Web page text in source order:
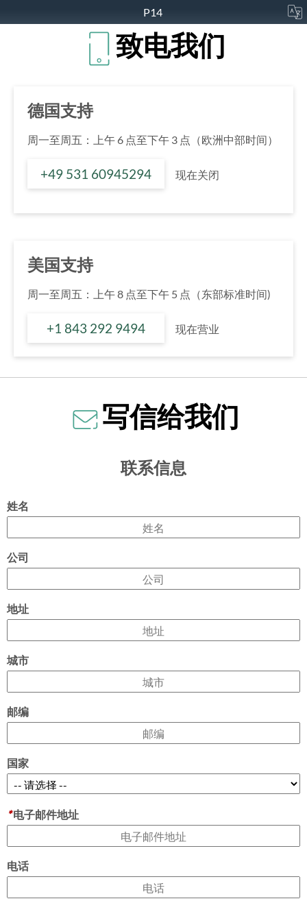
P14
致电我们
德国支持
周一至周五：上午 6 点至下午 3 点（欧洲中部时间）
+49 531 60945294 现在关闭
美国支持
周一至周五：上午 8 点至下午 5 点（东部标准时间)
+1 843 292 9494 现在营业
写信给我们
联系信息
姓名
公司
地址
城市
邮编
国家
*电子邮件地址
电话